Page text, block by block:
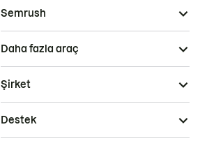
Semrush
Daha fazla araç
Şirket
Destek